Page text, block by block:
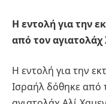
Η εντολή για την
από τον αγιατολάχ
Η εντολή για την
Ισραήλ δόθηκε από